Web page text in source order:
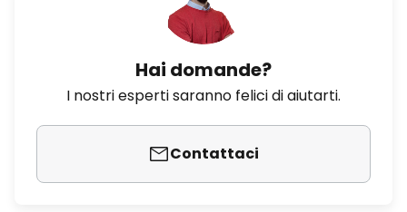
Hai domande?
I nostri esperti saranno felici di aiutarti.
Contattaci